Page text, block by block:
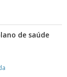
de saúde